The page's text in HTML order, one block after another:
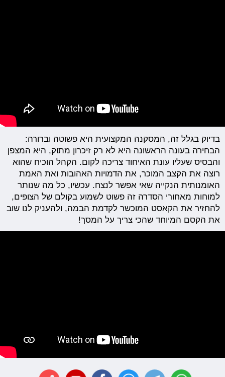
בדיוק בגלל זה, המסקנה המקצועית היא פשוטה וברורה:
הבחירה בעונה הראשונה היא לא רק זיכרון מתוק, היא המצפן
והבסיס שעליו עונת האיחוד צריכה לקום. הקהל הוכיח שהוא
רוצה את הקצב המוכר, את הדמויות האהובות ואת האמת
האומנותית הנקייה שאי אפשר לנצח. עכשיו, כל מה שנותר
למוחות מאחורי הסדרה זה פשוט לשמוע בקולם של הצופים,
להחזיר את הקאסט המוכשר לקדמת הבמה, ולהעניק לנו שוב
את הקסם המיוחד שהכי צריך על המסך!